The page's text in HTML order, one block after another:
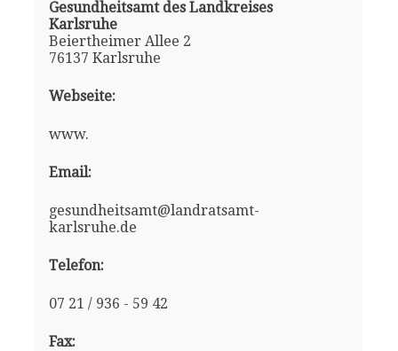
Gesundheitsamt des Landkreises
Karlsruhe
Beiertheimer Allee 2
76137 Karlsruhe
Webseite:
www.
Email:
gesundheitsamt@landratsamt-
karlsruhe.de
Telefon:
07 21 / 936 - 59 42
Fax: